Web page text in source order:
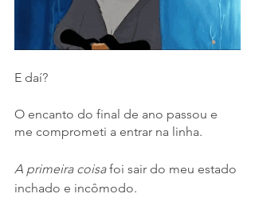
E daí?
O encanto do final de ano passou e
me comprometi a entrar na linha.
A primeira coisa foi sair do meu estado
inchado e incômodo.